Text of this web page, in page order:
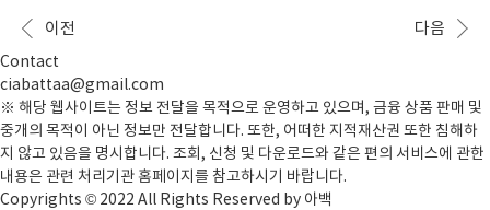
을 가지며, 공공기관이나 은행은 물론 편의점에서 성인
인증 등에도 사용할 수 ..
명드리겠습니다. 틴더 구독 해지 하기 (안드로이드) 안
드로이드 사용자라면 구글 플레이 스토어를 통해 틴더
구독을 해지할 수 있습니다. 아래는 단계별 가이드입니
다. 구독 관리 메뉴로 이동 안드로이드 기기에서 구글
플레이 스토어를 엽니다.우측 상단의 프로필 아이콘을
탭합니다.결제 및 구독 또는 구독을 선택합니다.구독 목
록에서 틴더를 찾습니다.만약 목록에 틴더가 표시되지
않는다면, 다른 구글 계정을 사용 중인지 확인하세요.구
독이 보이지 않더라..
이전 다음
Contact
ciabattaa@gmail.com
※ 해당 웹사이트는 정보 전달을 목적으로 운영하고 있으며, 금융 상품 판매 및
중개의 목적이 아닌 정보만 전달합니다. 또한, 어떠한 지적재산권 또한 침해하
지 않고 있음을 명시합니다. 조회, 신청 및 다운로드와 같은 편의 서비스에 관한
내용은 관련 처리기관 홈페이지를 참고하시기 바랍니다.
Copyrights © 2022 All Rights Reserved by 아백